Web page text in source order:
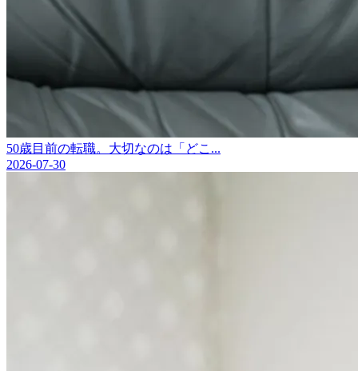
50歳目前の転職。大切なのは「どこ...
2026-07-30